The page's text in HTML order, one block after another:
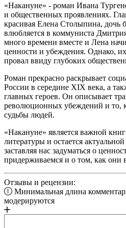
«Накануне» - роман Ивана
и общественных проявлениях.
красивая Елена Столыпина, дочь
влюбляется в коммуниста
много времени вместе и Лена
ценности и убеждения. Однако,
провал ввиду глубоких
Роман прекрасно раскрывает
России в середине XIX века, а
главных героев. Он описывает
революционных убеждений и то,
судьбы людей.
«Накануне» является важной
литературы и остается
заставляя нас задуматься о
придерживаемся и о том, как они
Отзывы и рецензии:
Минимальная длина
модерируются